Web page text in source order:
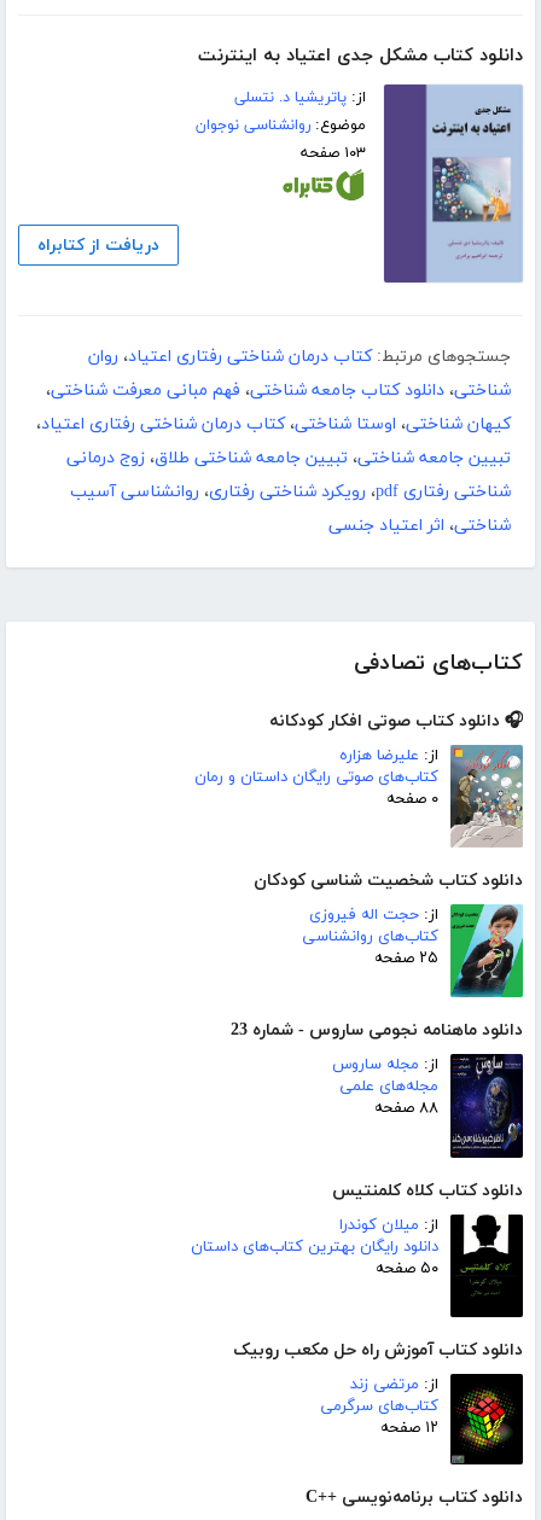
کتاب‌های تصادفی
🎧 دانلود کتاب صوتی افکار کودکانه
از: علیرضا هزاره
کتاب‌های صوتی رایگان داستان و رمان
۰ صفحه
دانلود کتاب شخصیت شناسی کودکان
از: حجت اله فیروزی
کتاب‌های روانشناسی
۲۵ صفحه
دانلود ماهنامه نجومی ساروس - شماره 23
از: مجله ساروس
مجله‌های علمی
۸۸ صفحه
دانلود کتاب کلاه کلمنتیس
از: میلان کوندرا
دانلود رایگان بهترین کتاب‌های داستان
۵۰ صفحه
دانلود کتاب آموزش راه حل مکعب روبیک
از: مرتضی زند
کتاب‌های سرگرمی
۱۲ صفحه
دانلود کتاب برنامه‌نویسی ++C
دانلود کتاب مشکل جدی اعتیاد به اینترنت
از:پاتریشیا د. نتسلی
موضوع:روانشناسی نوجوان
۱۰۳ صفحه
دریافت از کتابراه
جستجوهای مرتبط: کتاب درمان شناختی رفتاری اعتیاد، روان
شناختی، دانلود کتاب جامعه شناختی، فهم مبانی معرفت شناختی،
کیهان شناختی، اوستا شناختی،کتاب درمان شناختی رفتاری اعتیاد،
تبیین جامعه شناختی، تبیین جامعه شناختی طلاق، زوج درمانی
شناختی رفتاری pdf
، رویکرد شناختی رفتاری، روانشناسی آسیب
شناختی، اثر اعتیاد جنسی